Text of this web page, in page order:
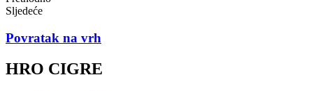
Sljedeće
Povratak na vrh
HRO CIGRE